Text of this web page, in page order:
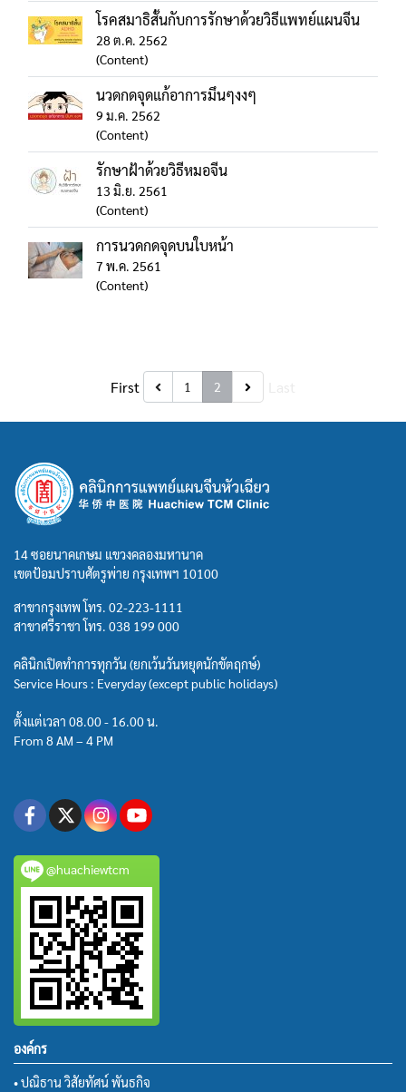
โรคสมาธิสั้นกับการรักษาด้วยวิธีแพทย์แผนจีน
28 ต.ค. 2562
(Content)
นวดกดจุดแก้อาการมึนๆงงๆ
9 ม.ค. 2562
(Content)
รักษาฝ้าด้วยวิธีหมอจีน
13 มิ.ย. 2561
(Content)
การนวดกดจุดบนใบหน้า
7 พ.ค. 2561
(Content)
First 1 2
14 ซอยนาคเกษม แขวงคลองมหานาค
เขตป้อมปราบศัตรูพ่าย กรุงเทพฯ 10100
สาขากรุงเทพ โทร. 02-223-1111
สาขาศรีราชา โทร. 038 199 000
คลินิกเปิดทำการทุกวัน (ยกเว้นวันหยุดนักขัตฤกษ์)
Service Hours : Everyday (except public holidays)
ตั้งแต่เวลา 08.00 - 16.00 น.
From 8 AM – 4 PM
@huachiewtcm
องค์กร
• ปณิธาน วิสัยทัศน์ พันธกิจ